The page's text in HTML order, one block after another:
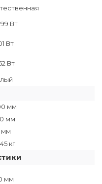
Вт
Вт
Вт
мм
мм
мм
кг
мм